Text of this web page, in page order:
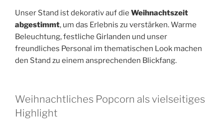
Unser Stand ist dekorativ auf die Weihnachtszeit
abgestimmt, um das Erlebnis zu verstärken. Warme
Beleuchtung, festliche Girlanden und unser
freundliches Personal im thematischen Look machen
den Stand zu einem ansprechenden Blickfang.
Weihnachtliches Popcorn als vielseitiges
Highlight